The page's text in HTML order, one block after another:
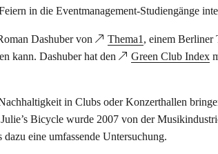
in die Eventmanagement-Studiengänge
Dashuber von Thema1 , einem Berliner
kann. Dashuber hat den
Green Club Index
in Clubs oder Konzerthallen
Bicycle wurde 2007 von der
eine umfassende Untersuchung.